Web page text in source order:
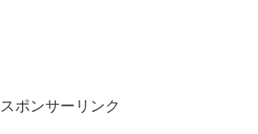
スポンサーリンク